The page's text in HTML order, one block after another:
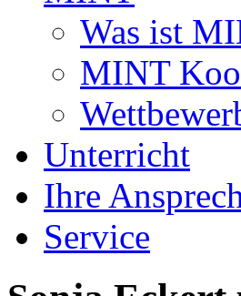
Was ist
MINT
Unterricht
Ihre
Service